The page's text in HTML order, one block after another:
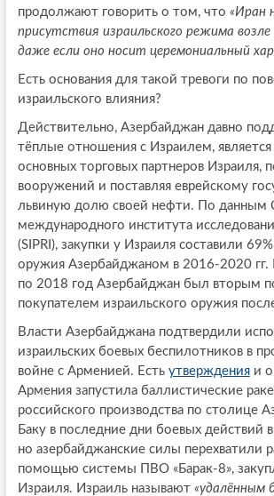
продолжают говорить о том, что «Иран
присутствия израильского режима возле
даже если оно носит церемониальный
Есть основания для такой тревоги по
израильского влияния?
Действительно, Азербайджан давно
тёплые отношения с Израилем,
основных торговых партнеров Израиля,
вооружений и поставляя еврейскому
львиную долю своей нефти. По данным
международного института
(SIPRI), закупки у Израиля составили
оружия Азербайджаном в 2016-2020 гг.
по 2018 год Азербайджан был вторым
покупателем израильского оружия
Власти Азербайджана подтвердили
израильских боевых беспилотников в
войне с Арменией. Есть утвержденияи о
Армения запустила баллистические
российского производства по столице
Баку в последние дни боевых действий
но азербайджанские силы перехватили
помощью системы ПВО «Барак-8»,
Израиля. Израиль называют «удалённым